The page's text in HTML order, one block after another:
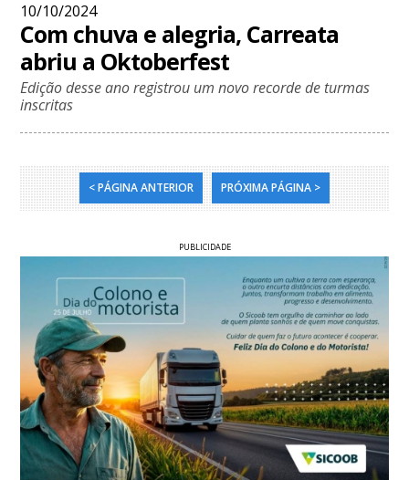
10/10/2024
Com chuva e alegria, Carreata
abriu a Oktoberfest
Edição desse ano registrou um novo recorde de turmas
inscritas
< PÁGINA ANTERIOR PRÓXIMA PÁGINA >
PUBLICIDADE